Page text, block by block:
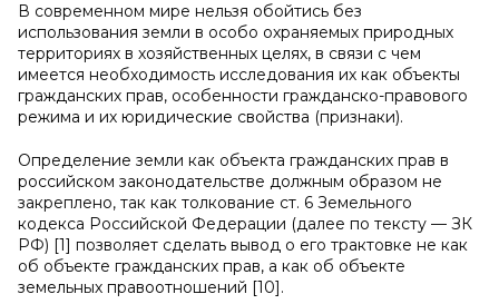
В современном мире нельзя обойтись без
использования земли в особо охраняемых природных
территориях в хозяйственных целях, в связи с чем
имеется необходимость исследования их как объекты
гражданских прав, особенности гражданско-правового
режима и их юридические свойства (признаки).
Определение земли как объекта гражданских прав в
российском законодательстве должным образом не
закреплено, так как толкование ст. 6 Земельного
кодекса Российской Федерации (далее по тексту — ЗК
РФ) [1] позволяет сделать вывод о его трактовке не как
об объекте гражданских прав, а как об объекте
земельных правоотношений [10].